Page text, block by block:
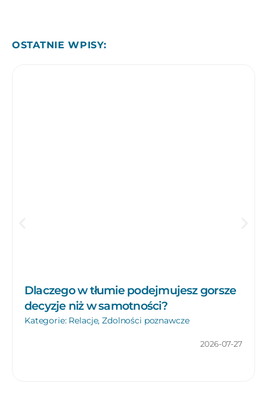
OSTATNIE WPISY:
Dlaczego w tłumie podejmujesz gorsze
decyzje niż w samotności?
Kategorie: Relacje,Zdolności poznawcze
2026-07-27